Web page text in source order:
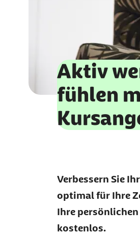
Aktiv
fühlen
Verbessern Sie
optimal für Ihre
Ihre
kostenlos.